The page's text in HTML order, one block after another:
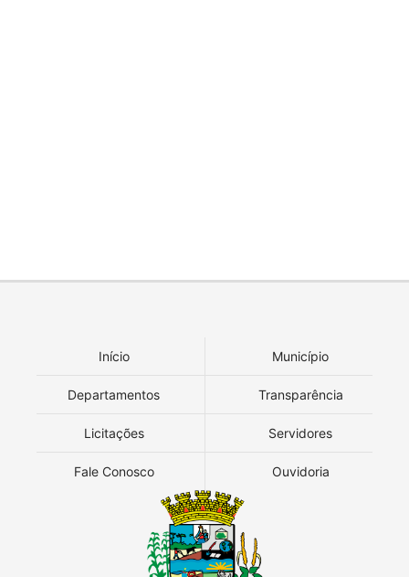
Início Município
Departamentos Transparência
Licitações Servidores
Fale Conosco Ouvidoria